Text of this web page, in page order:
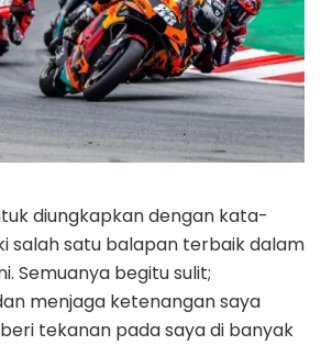
diungkapkan dengan kata-
salah satu balapan terbaik dalam
Semuanya begitu sulit;
menjaga ketenangan saya
tekanan pada saya di banyak